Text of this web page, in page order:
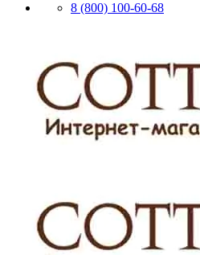
8 (800) 100-60-68